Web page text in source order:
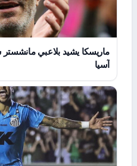
ماريسكا يشيد بلاعبي
آسيا